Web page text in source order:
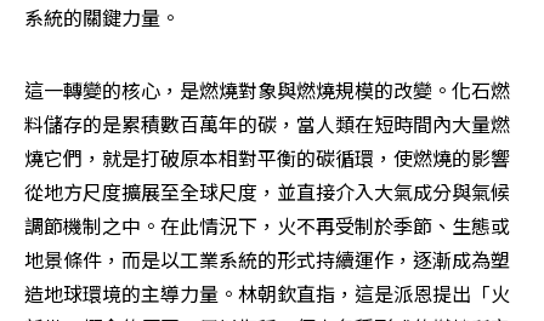
系統的關鍵力量。
這一轉變的核心，是燃燒對象與燃燒規模的改變。化石燃
料儲存的是累積數百萬年的碳，當人類在短時間內大量燃
燒它們，就是打破原本相對平衡的碳循環，使燃燒的影響
從地方尺度擴展至全球尺度，並直接介入大氣成分與氣候
調節機制之中。在此情況下，火不再受制於季節、生態或
地景條件，而是以工業系統的形式持續運作，逐漸成為塑
造地球環境的主導力量。林朝欽直指，這是派恩提出「火